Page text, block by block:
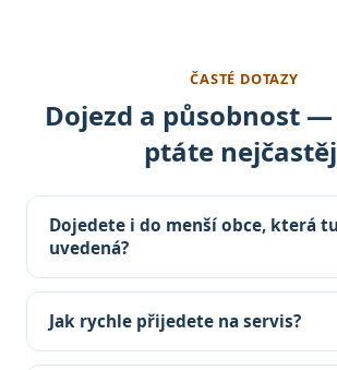
ČASTÉ DOTAZY
Dojezd a působnost —
ptáte
Dojedete i do menší obce, která
uvedená?
Jak rychle přijedete na servis?